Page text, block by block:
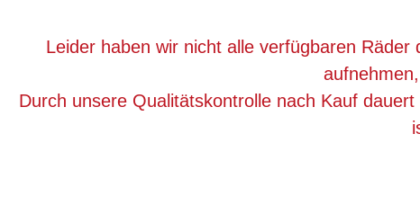
Leider haben wir nicht alle verfügbaren
Durch unsere Qualitätskontrolle nach Kauf